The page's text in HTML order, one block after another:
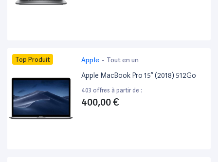
Top Produit Apple - Tout en un
Apple MacBook Pro 15” (2018) 512Go
403 offres à partir de :
400,00 €